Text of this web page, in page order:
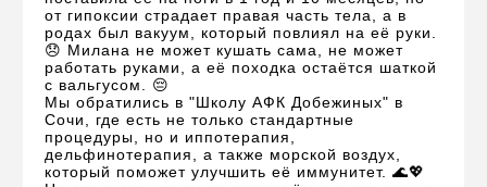
от гипоксии страдает правая часть тела, а в
родах был вакуум, который повлиял на её руки.
😞 Милана не может кушать сама, не может
работать руками, а её походка остаётся шаткой
с вальгусом. 😔
Мы обратились в "Школу АФК Добежиных" в
Сочи, где есть не только стандартные
процедуры, но и иппотерапия,
дельфинотерапия, а также морской воздух,
который поможет улучшить её иммунитет. 🌊💖